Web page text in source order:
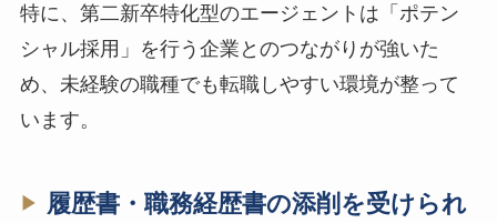
特に、第二新卒特化型のエージェントは「ポテン
シャル採用」を行う企業とのつながりが強いた
め、未経験の職種でも転職しやすい環境が整って
います。
履歴書・職務経歴書の添削を受けられ